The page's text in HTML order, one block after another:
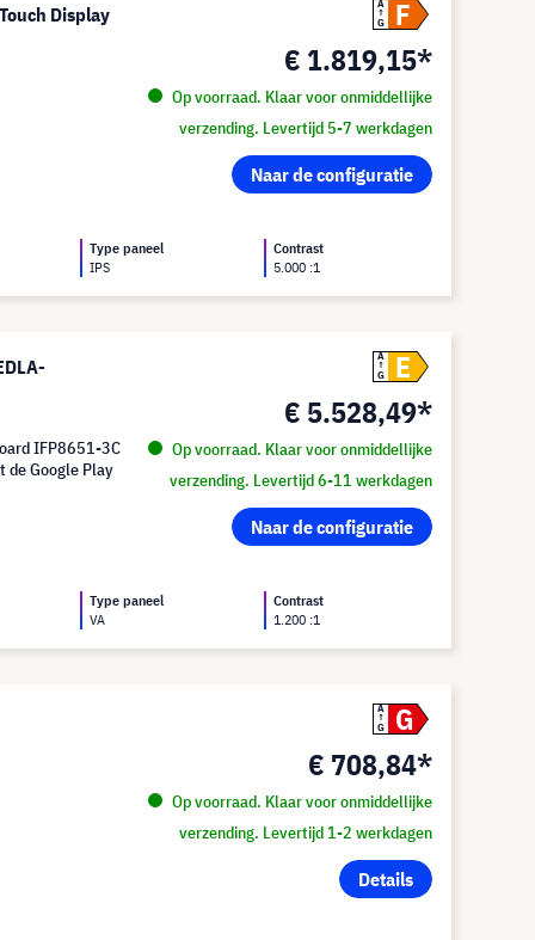
Display
A
G
F
€ 1.819,15*
Op voorraad. Klaar voor onmiddellijke
verzending. Levertijd 5-7 werkdagen
Naar de configuratie
Type paneel
IPS
Contrast
5.000 :1
A
G
E
€ 5.528,49*
Op voorraad. Klaar voor onmiddellijke
verzending. Levertijd 6-11 werkdagen
Naar de configuratie
IFP8651-3C
de Google Play
Type paneel
VA
Contrast
1.200 :1
A
G
G
€ 708,84*
Op voorraad. Klaar voor onmiddellijke
verzending. Levertijd 1-2 werkdagen
Details